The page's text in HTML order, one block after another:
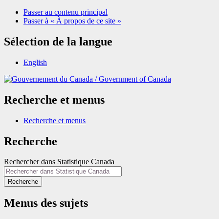
Passer au contenu principal
Passer à « À propos de ce site »
Sélection de la langue
English
/Government of Canada
Recherche et menus
Recherche et menus
Recherche
Rechercher dans Statistique Canada
Recherche
Menus des sujets